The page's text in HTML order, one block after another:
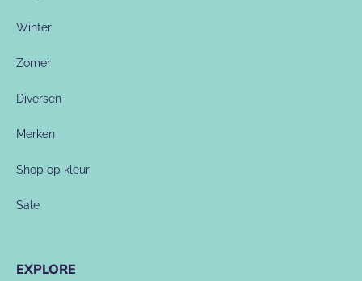
Winter
Zomer
Diversen
Merken
Shop op kleur
Sale
EXPLORE